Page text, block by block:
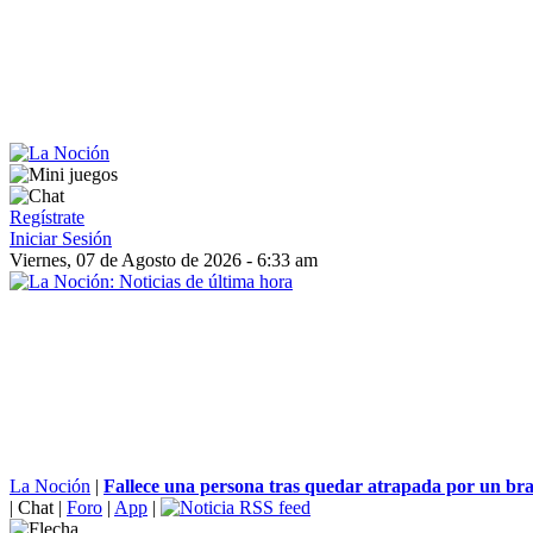
Regístrate
Iniciar Sesión
Viernes, 07 de Agosto de 2026 - 6:33 am
La Noción | Fallece una persona tras quedar atrapada por un
| Chat | Foro | App |